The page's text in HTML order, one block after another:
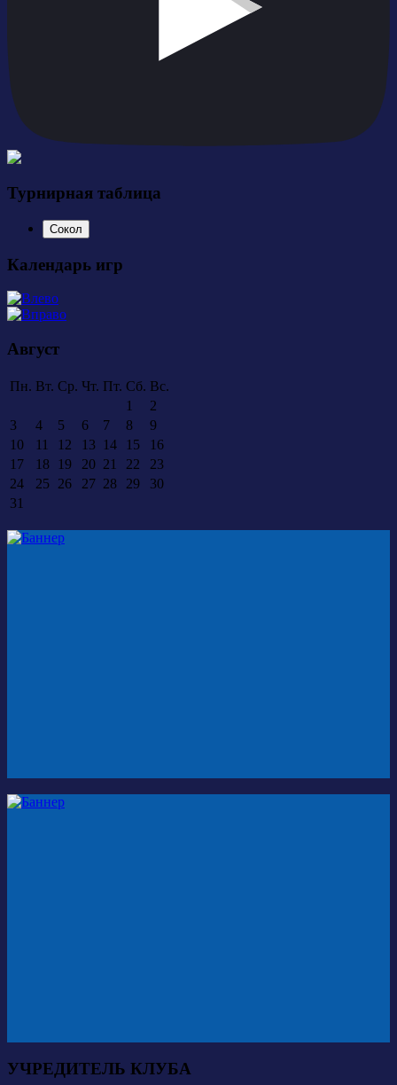
Турнирная таблица
Сокол
Календарь игр
Август
Пн. Вт. Ср. Чт. Пт. Сб. Вс.
1
2
3
4 5 6 7 8
9
10
11 12 13 14 15
16
17
18 19 20 21 22
23
24
25 26 27 28 29
30
31
УЧРЕДИТЕЛЬ КЛУБА